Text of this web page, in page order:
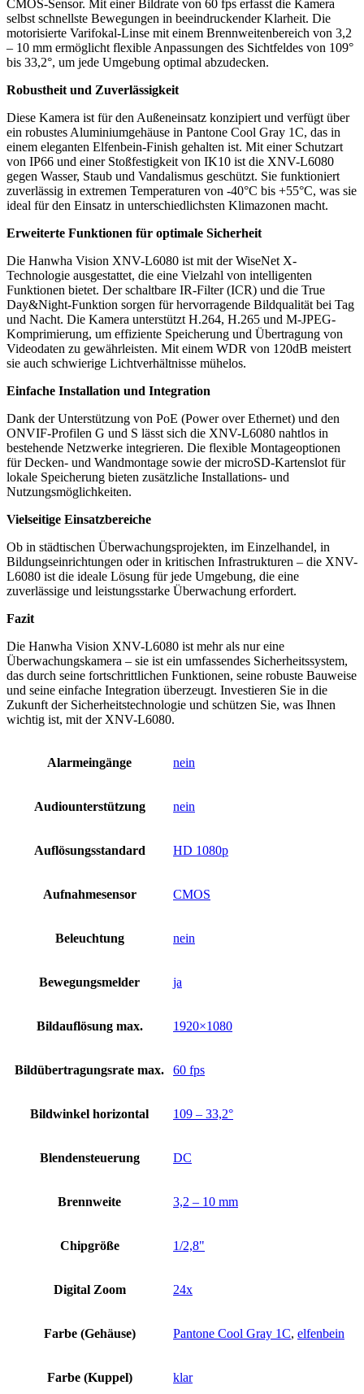
CMOS-Sensor. Mit einer Bildrate von 60 fps erfasst die Kamera
selbst schnellste Bewegungen in beeindruckender Klarheit. Die
motorisierte Varifokal-Linse mit einem Brennweitenbereich von 3,2
– 10 mm ermöglicht flexible Anpassungen des Sichtfeldes von 109°
bis 33,2°, um jede Umgebung optimal abzudecken.
Robustheit und Zuverlässigkeit
Diese Kamera ist für den Außeneinsatz konzipiert und verfügt über
ein robustes Aluminiumgehäuse in Pantone Cool Gray 1C, das in
einem eleganten Elfenbein-Finish gehalten ist. Mit einer Schutzart
von IP66 und einer Stoßfestigkeit von IK10 ist die XNV-L6080
gegen Wasser, Staub und Vandalismus geschützt. Sie funktioniert
zuverlässig in extremen Temperaturen von -40°C bis +55°C, was sie
ideal für den Einsatz in unterschiedlichsten Klimazonen macht.
Erweiterte Funktionen für optimale Sicherheit
Die Hanwha Vision XNV-L6080 ist mit der WiseNet X-
Technologie ausgestattet, die eine Vielzahl von intelligenten
Funktionen bietet. Der schaltbare IR-Filter (ICR) und die True
Day&Night-Funktion sorgen für hervorragende Bildqualität bei Tag
und Nacht. Die Kamera unterstützt H.264, H.265 und M-JPEG-
Komprimierung, um effiziente Speicherung und Übertragung von
Videodaten zu gewährleisten. Mit einem WDR von 120dB meistert
sie auch schwierige Lichtverhältnisse mühelos.
Einfache Installation und Integration
Dank der Unterstützung von PoE (Power over Ethernet) und den
ONVIF-Profilen G und S lässt sich die XNV-L6080 nahtlos in
bestehende Netzwerke integrieren. Die flexible Montageoptionen
für Decken- und Wandmontage sowie der microSD-Kartenslot für
lokale Speicherung bieten zusätzliche Installations- und
Nutzungsmöglichkeiten.
Vielseitige Einsatzbereiche
Ob in städtischen Überwachungsprojekten, im Einzelhandel, in
Bildungseinrichtungen oder in kritischen Infrastrukturen – die XNV-
L6080 ist die ideale Lösung für jede Umgebung, die eine
zuverlässige und leistungsstarke Überwachung erfordert.
Fazit
Die Hanwha Vision XNV-L6080 ist mehr als nur eine
Überwachungskamera – sie ist ein umfassendes Sicherheitssystem,
das durch seine fortschrittlichen Funktionen, seine robuste Bauweise
und seine einfache Integration überzeugt. Investieren Sie in die
Zukunft der Sicherheitstechnologie und schützen Sie, was Ihnen
wichtig ist, mit der XNV-L6080.
Alarmeingänge nein
Audiounterstützung nein
Auflösungsstandard HD 1080p
Aufnahmesensor CMOS
Beleuchtung nein
Bewegungsmelder ja
Bildauflösung max. 1920×1080
Bildübertragungsrate max. 60 fps
Bildwinkel horizontal 109 – 33,2°
Blendensteuerung DC
Brennweite 3,2 – 10 mm
Chipgröße 1/2,8"
Digital Zoom 24x
Farbe (Gehäuse) Pantone Cool Gray 1C, elfenbein
Farbe (Kuppel) klar